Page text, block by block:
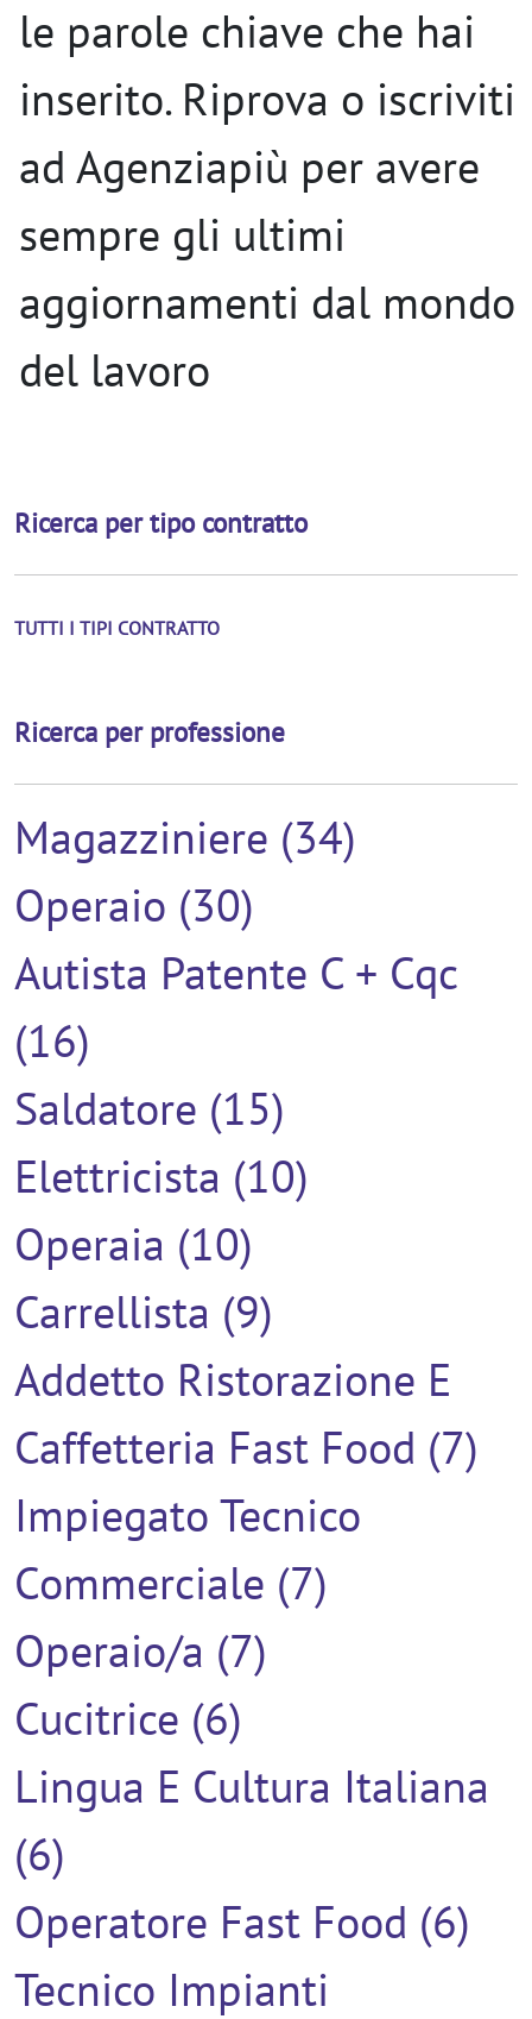
le parole chiave che hai
inserito. Riprova o iscriviti
ad Agenziapiù per avere
sempre gli ultimi
aggiornamenti dal mondo
del lavoro
Ricerca per tipo contratto
TUTTI I TIPI CONTRATTO
Ricerca per professione
Magazziniere (34)
Operaio (30)
Autista Patente C + Cqc
(16)
Saldatore (15)
Elettricista (10)
Operaia (10)
Carrellista (9)
Addetto Ristorazione E
Caffetteria Fast Food (7)
Impiegato Tecnico
Commerciale (7)
Operaio/a (7)
Cucitrice (6)
Lingua E Cultura Italiana
(6)
Operatore Fast Food (6)
Tecnico Impianti